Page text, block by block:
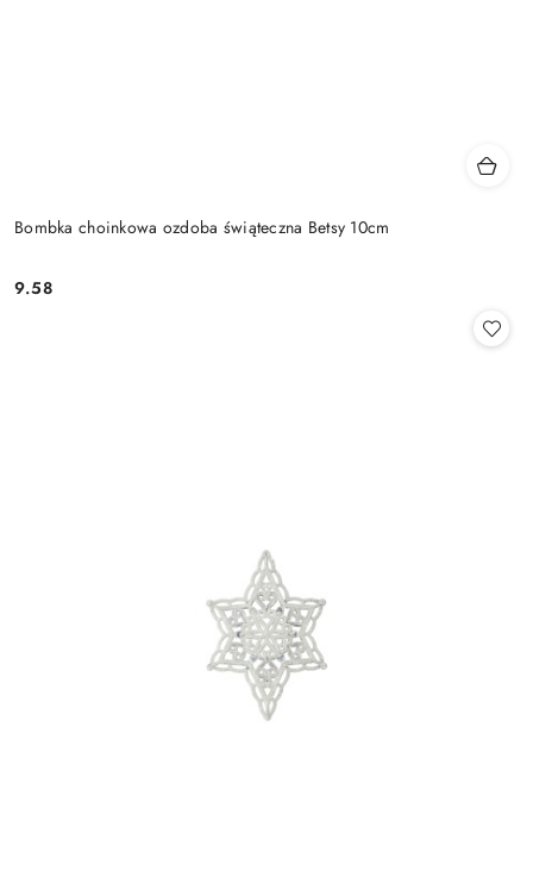
Bombka choinkowa ozdoba świąteczna Betsy 10cm
Cena:
9.58